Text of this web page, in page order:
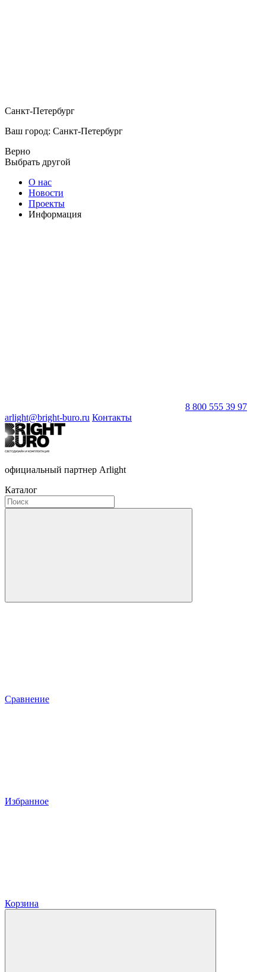
Санкт-Петербург
Ваш город: Санкт-Петербург
Верно
Выбрать другой
О нас
Новости
Проекты
Информация
8 800 555 39 97
arlight@bright-buro.ru Контакты
официальный партнер Arlight
Каталог
Сравнение
Избранное
Корзина